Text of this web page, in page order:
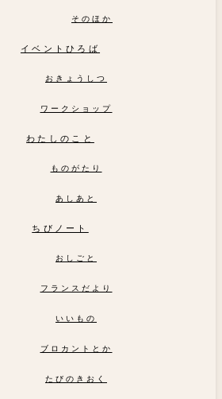
そのほか
イベントひろば
おきょうしつ
ワークショップ
わたしのこと
ものがたり
あしあと
ちびノート
おしごと
フランスだより
いいもの
ブロカントとか
たびのきおく